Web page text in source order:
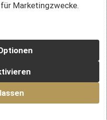
Marketingzwecke.